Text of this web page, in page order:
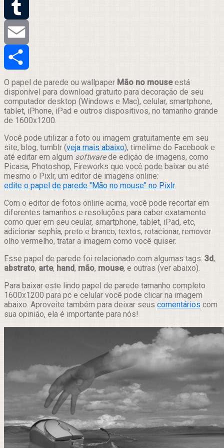
Twitter
Tumblr
Email
Compartilhar
O papel de parede ou wallpaper Mão no mouseestá
disponível para download gratuito para decoração de seu
computador desktop (Windows e Mac), celular, smartphone,
tablet, iPhone, iPad e outros dispositivos, no tamanho grande
de 1600x1200.
Você pode utilizar a foto ou imagem gratuitamente em seu
site, blog, tumblr (veja mais abaixo), timelime do Facebook e
até editar em algum softwarede edição de imagens, como
Picasa, Photoshop, Fireworks que você pode baixar ou até
mesmo o Pixlr, um editor de imagens online:
edite o papel de parede "Mão no mouse" no Pixlr.
Com o editor de fotos online acima, você pode recortar em
diferentes tamanhos e resoluções para caber exatamente
como quer em seu ceular, smartphone, tablet, iPad, etc,
adicionar sephia, preto e branco, textos, rotacionar, remover
olho vermelho, tratar a imagem como você quiser.
Esse papel de parede foi relacionado com algumas tags: 3d,
abstrato, arte, hand, mão, mouse, e outras (ver abaixo).
Para baixar este lindo papel de parede tamanho completo
1600x1200 para pc e celular você pode clicar na imagem
abaixo. Aproveite também para deixar seus comentários com
sua opinião, ela é importante para nós!